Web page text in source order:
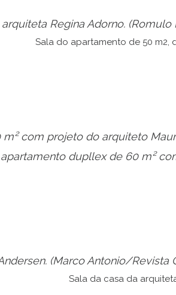
Regina Adorno. (Romulo
com projeto do arquiteto
(Marco Antonio/Revista